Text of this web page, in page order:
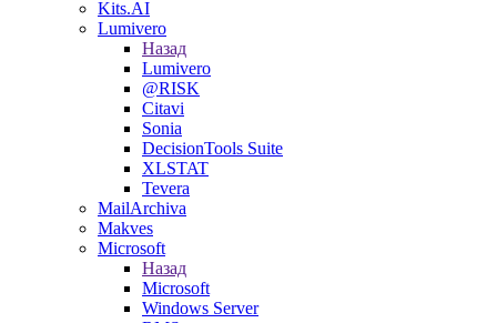
Kits.AI
Lumivero
Назад
Lumivero
@RISK
Citavi
Sonia
DecisionTools Suite
XLSTAT
Tevera
MailArchiva
Makves
Microsoft
Назад
Microsoft
Windows Server